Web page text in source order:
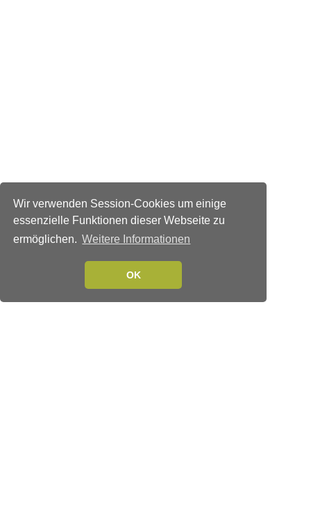
Wir verwenden Session-Cookies um einige
essenzielle Funktionen dieser Webseite zu
ermöglichen. Weitere Informationen
OK